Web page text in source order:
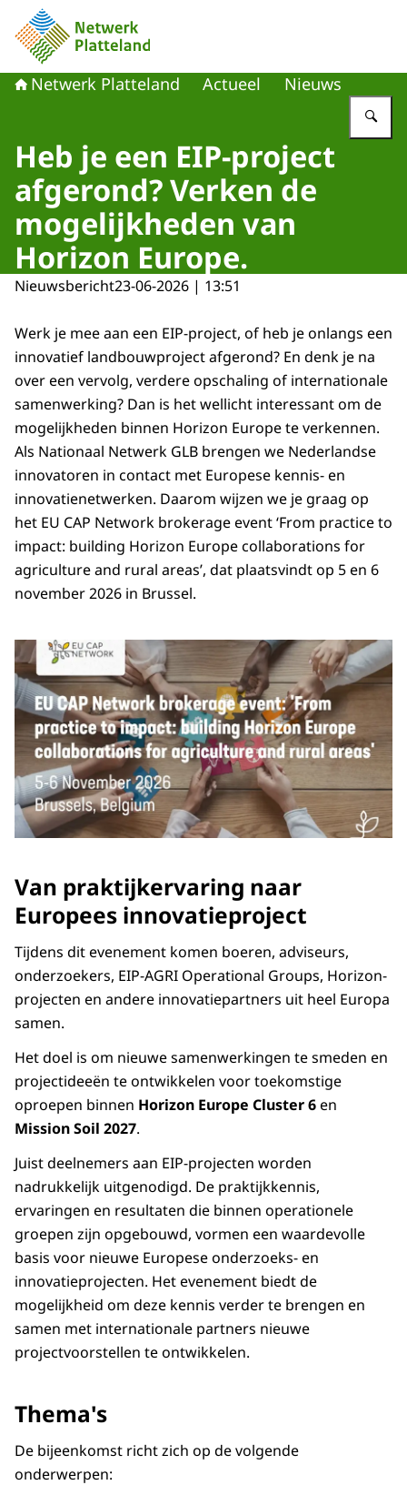
Naar de homepage van Netwerk Platteland
Netwerk Platteland Actueel Nieuws
Heb je een EIP-project
afgerond? Verken de
mogelijkheden van
Horizon Europe.
Nieuwsbericht23-06-2026 | 13:51
Werk je mee aan een EIP-project, of heb je onlangs een
innovatief landbouwproject afgerond? En denk je na
over een vervolg, verdere opschaling of internationale
samenwerking? Dan is het wellicht interessant om de
mogelijkheden binnen Horizon Europe te verkennen.
Als Nationaal Netwerk GLB brengen we Nederlandse
innovatoren in contact met Europese kennis- en
innovatienetwerken. Daarom wijzen we je graag op
het EU CAP Network brokerage event ‘From practice to
impact: building Horizon Europe collaborations for
agriculture and rural areas’, dat plaatsvindt op 5 en 6
november 2026 in Brussel.
Van praktijkervaring naar
Europees innovatieproject
Tijdens dit evenement komen boeren, adviseurs,
onderzoekers, EIP-AGRI Operational Groups, Horizon-
projecten en andere innovatiepartners uit heel Europa
samen.
Het doel is om nieuwe samenwerkingen te smeden en
projectideeën te ontwikkelen voor toekomstige
oproepen binnen Horizon Europe Cluster 6en
Mission Soil 2027.
Juist deelnemers aan EIP-projecten worden
nadrukkelijk uitgenodigd. De praktijkkennis,
ervaringen en resultaten die binnen operationele
groepen zijn opgebouwd, vormen een waardevolle
basis voor nieuwe Europese onderzoeks- en
innovatieprojecten. Het evenement biedt de
mogelijkheid om deze kennis verder te brengen en
samen met internationale partners nieuwe
projectvoorstellen te ontwikkelen.
Thema's
De bijeenkomst richt zich op de volgende
onderwerpen: